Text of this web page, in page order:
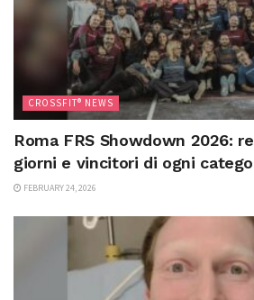
CROSSFIT® NEWS
Roma FRS Showdown 2026:
giorni e vincitori di ogni
FEBRUARY 24, 2026